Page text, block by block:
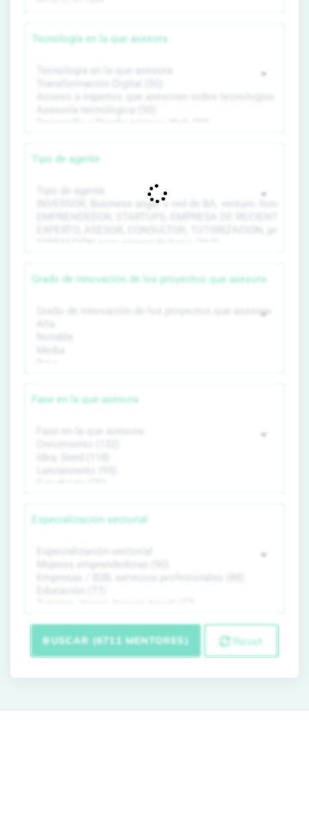
Tecnología en la que asesora
Tipo de agente
Grado de innovación de los proyectos que asesora
Fase en la que asesora
Especialización sectorial
BUSCAR (6711 MENTORES) Reset